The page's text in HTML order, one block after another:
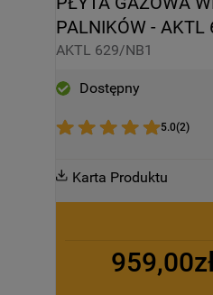
PALNIKÓW - AKTL
AKTL 629/NB1
Dostępny
5.0(2)
Karta Produktu